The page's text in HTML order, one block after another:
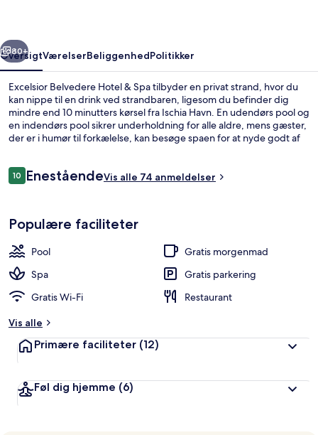
Næste
80+
OversigtVærelserBeliggenhedPolitikker
Excelsior Belvedere Hotel & Spa tilbyder en privat strand, hvor du
kan nippe til en drink ved strandbaren, ligesom du befinder dig
mindre end 10 minutters kørsel fra Ischia Havn. En udendørs pool og
en indendørs pool sikrer underholdning for alle aldre, mens gæster,
der er i humør til forkælelse, kan besøge spaen for at nyde godt af
med luksusfaciliteter tæller 3 barer/lounger, en bar ved poolen og
Anmeldelser
1010 ud af 10.
EneståendeVis alle 74 anmeldelser
Populære faciliteter
Pool
Gratis morgenmad
Spa
Gratis parkering
Gratis Wi-Fi
Restaurant
Vis alle
Primære faciliteter (12)
Føl dig hjemme (6)